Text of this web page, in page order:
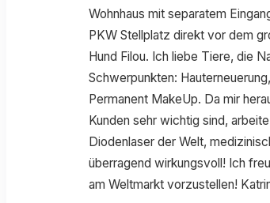
Wohnhaus mit separatem
PKW Stellplatz direkt vor dem
Hund Filou. Ich liebe Tiere, die
Schwerpunkten:
Permanent MakeUp. Da mir
Kunden sehr wichtig sind,
Diodenlaser der Welt,
überragend wirkungsvoll! Ich
am Weltmarkt vorzustellen!